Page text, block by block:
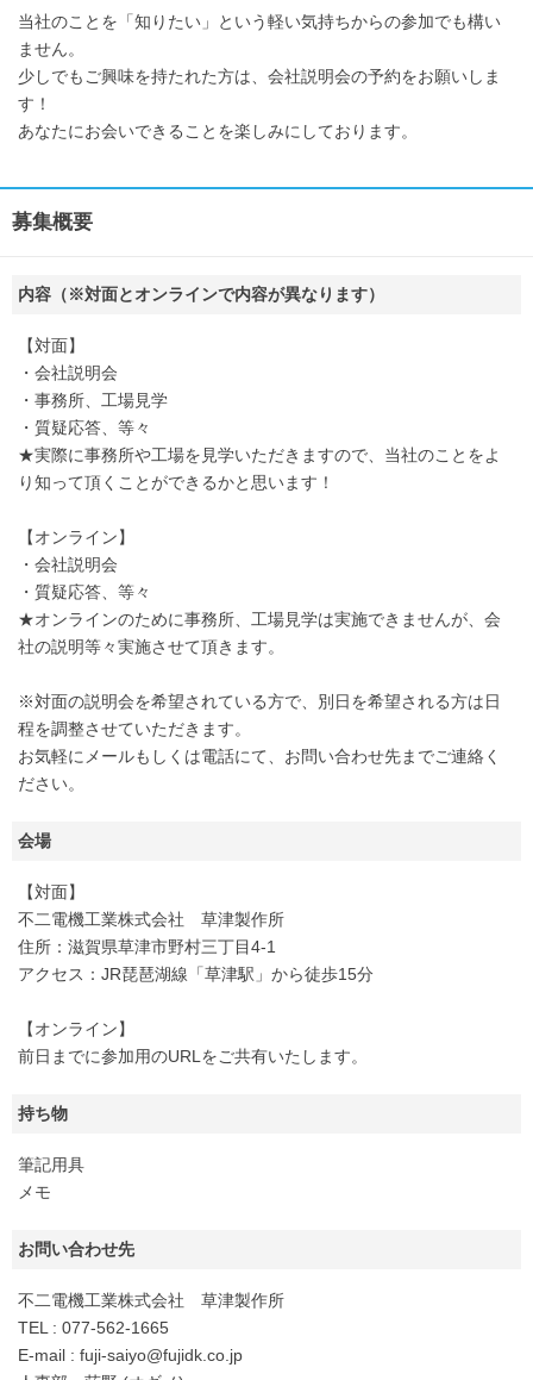
当社のことを「知りたい」という軽い気持ちからの参加でも構い
ません。
少しでもご興味を持たれた方は、会社説明会の予約をお願いしま
す！
あなたにお会いできることを楽しみにしております。
募集概要
内容（※対面とオンラインで内容が異なります）
【対面】
・会社説明会
・事務所、工場見学
・質疑応答、等々
★実際に事務所や工場を見学いただきますので、当社のことをよ
り知って頂くことができるかと思います！
【オンライン】
・会社説明会
・質疑応答、等々
★オンラインのために事務所、工場見学は実施できませんが、会
社の説明等々実施させて頂きます。
※対面の説明会を希望されている方で、別日を希望される方は日
程を調整させていただきます。
お気軽にメールもしくは電話にて、お問い合わせ先までご連絡く
ださい。
会場
【対面】
不二電機工業株式会社 草津製作所
住所：滋賀県草津市野村三丁目4-1
アクセス：JR琵琶湖線「草津駅」から徒歩15分
【オンライン】
前日までに参加用のURLをご共有いたします。
持ち物
筆記用具
メモ
お問い合わせ先
不二電機工業株式会社 草津製作所
TEL : 077-562-1665
E-mail : fuji-saiyo@fujidk.co.jp